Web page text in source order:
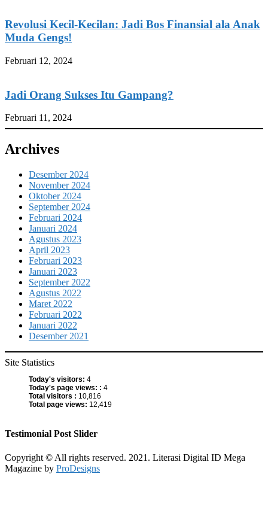
Revolusi Kecil-Kecilan: Jadi Bos Finansial ala Anak
Muda Gengs!
Februari 12, 2024
Jadi Orang Sukses Itu Gampang?
Februari 11, 2024
Archives
Desember 2024
November 2024
Oktober 2024
September 2024
Februari 2024
Januari 2024
Agustus 2023
April 2023
Februari 2023
Januari 2023
September 2022
Agustus 2022
Maret 2022
Februari 2022
Januari 2022
Desember 2021
Site Statistics
Today's visitors: 4
Today's page views: : 4
Total visitors : 10,816
Total page views: 12,419
Testimonial Post Slider
Copyright © All rights reserved. 2021. Literasi Digital ID Mega
Magazine by ProDesigns